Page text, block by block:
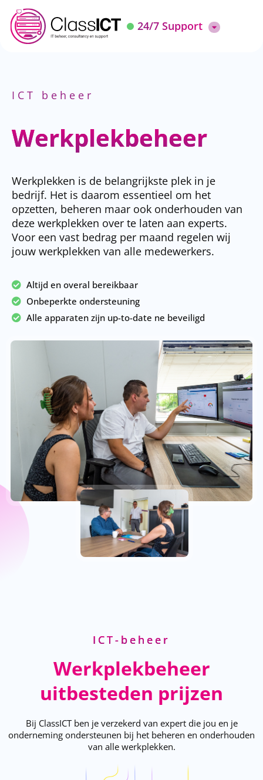
24/7 Support
ICT beheer
Werkplekbeheer​
Werkplekken is de belangrijkste plek in je
bedrijf. Het is daarom essentieel om het
opzetten, beheren maar ook onderhouden van
deze werkplekken over te laten aan experts.
Voor een vast bedrag per maand regelen wij
jouw werkplekken van alle medewerkers.
Altijd en overal bereikbaar
Onbeperkte ondersteuning
Alle apparaten zijn up-to-date ne beveiligd
ICT-beheer
Werkplekbeheer
uitbesteden prijzen
Bij ClassICT ben je verzekerd van expert die jou en je
onderneming ondersteunen bij het beheren en onderhouden
van alle werkplekken.